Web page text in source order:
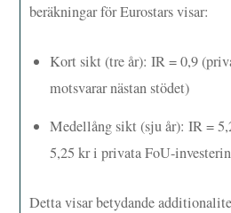
beräkningar för Eurostars visar:
Kort sikt (tre år): IR = 0,9
motsvarar nästan stödet)
Medellång sikt (sju år): IR =
5,25 kr i privata FoU-
Detta visar betydande